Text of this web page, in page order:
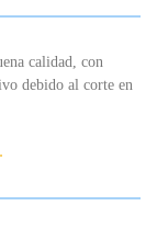
calidad, con
debido al corte en